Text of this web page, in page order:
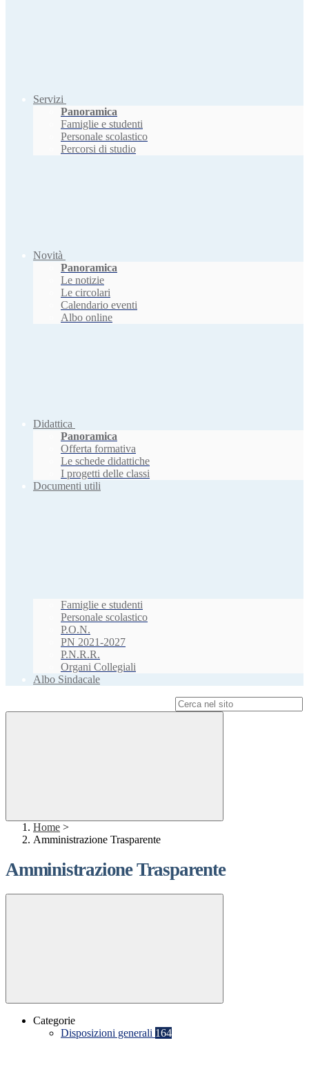
Servizi
Panoramica
Famiglie e studenti
Personale scolastico
Percorsi di studio
Novità
Panoramica
Le notizie
Le circolari
Calendario eventi
Albo online
Didattica
Panoramica
Offerta formativa
Le schede didattiche
I progetti delle classi
Documenti utili
Famiglie e studenti
Personale scolastico
P.O.N.
PN 2021-2027
P.N.R.R.
Organi Collegiali
Albo Sindacale
Home >
Amministrazione Trasparente
Amministrazione Trasparente
Categorie
Disposizioni generali 164